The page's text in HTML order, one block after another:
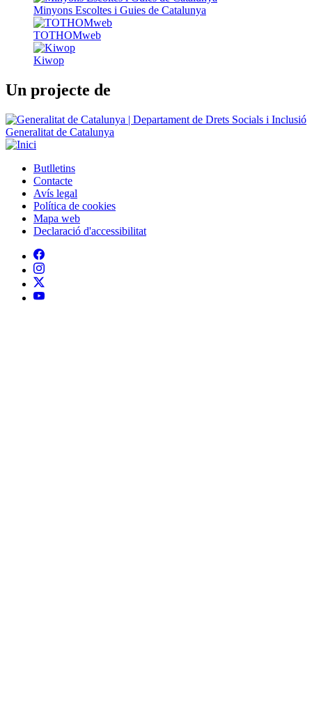
Un projecte de
Generalitat de Catalunya
Peu
Butlletins
Contacte
Avís legal
Política de cookies
Mapa web
Declaració d'accessibilitat